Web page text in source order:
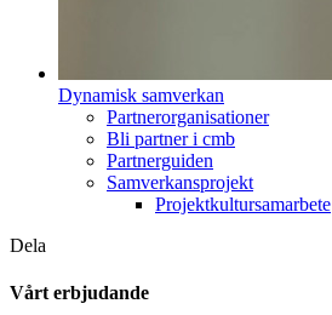
Dynamisk samverkan
Partnerorganisationer
Bli partner i cmb
Partnerguiden
Samverkansprojekt
Projektkultursamarbete
Dela
Vårt erbjudande